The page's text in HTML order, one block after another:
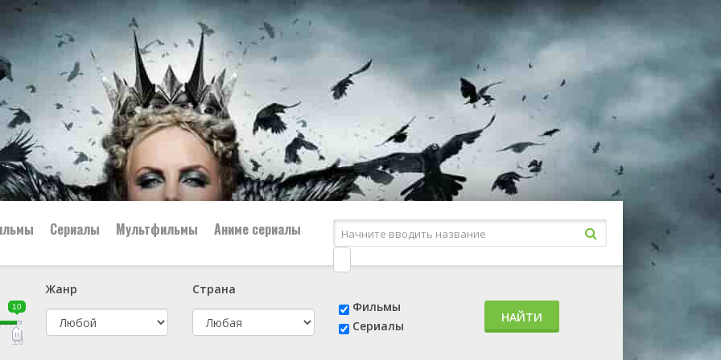
👨‍✈️ Военный
🕵️‍♂️ Детектив
Сериалы Мультфильмы Аниме сериалы
10
10
Жанр
Страна
Фильмы
Сериалы
НАЙТИ